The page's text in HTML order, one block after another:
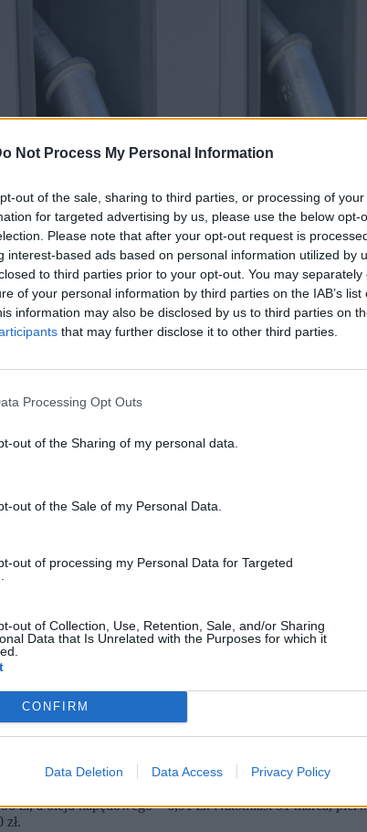
Not Process My Personal Information
out of the sale, sharing to third parties, or processing of
for targeted advertising by us, please use the below opt-
Please note that after your opt-out request is
interest-based ads based on personal information utilized by
to third parties prior to your opt-out. You may
of your personal information by third parties on the IAB’s list
information may also be disclosed by us to third parties on
that may further disclose it to other third parties.
Processing Opt Outs
out of the Sharing of my personal data.
out of the Sale of my Personal Data.
out of processing my Personal Data for Targeted
out of Collection, Use, Retention, Sale, and/or Sharing
Data that Is Unrelated with the Purposes for which it
CONFIRM
Data Deletion Data Access Privacy Policy
planet_fox / Pixabay)
maksymalnie 6,46 zł, za benzynę 98 do 7 zł, a za
są publikowane przez Ministra Energii w każdy
Za sprzedaż paliwa powyżej wyznaczonej ceny
zł, a oleju napędowego – 6,91 zł. Natomiast 31 marca,
zł.